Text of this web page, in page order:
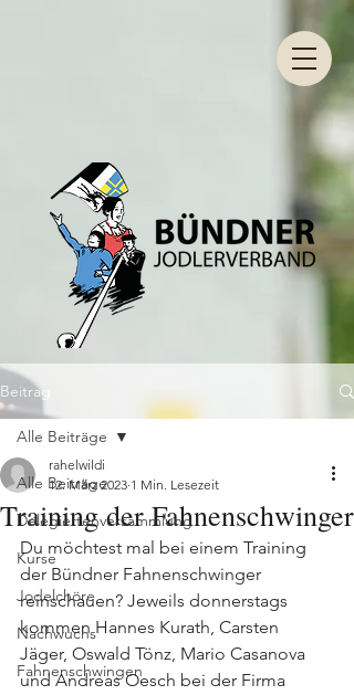
Beitrag
Alle Beiträge
Delegiertenversammlung
Kurse
Jodelchöre
Nachwuchs
Fahnenschwingen
Alle Beiträge
Training der Fahnenschwinger
rahelwildi
12. März 2023 1 Min. Lesezeit
Du möchtest mal bei einem Training
der Bündner Fahnenschwinger
reinschauen? Jeweils donnerstags
kommen Hannes Kurath, Carsten
Jäger, Oswald Tönz, Mario Casanova
und Andreas Oesch bei der Firma